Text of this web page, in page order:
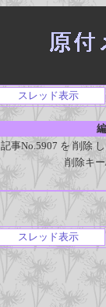
スレッド表示
記事No.5907 を 削除
削除キ
スレッド表示